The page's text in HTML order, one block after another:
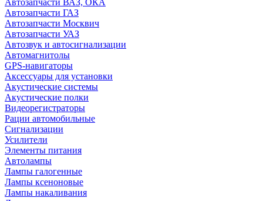
Автозапчасти ВАЗ, ОКА
Автозапчасти ГАЗ
Автозапчасти Москвич
Автозапчасти УАЗ
Автозвук и автосигнализации
Автомагнитолы
GPS-навигаторы
Аксессуары для установки
Акустические системы
Акустические полки
Видеорегистраторы
Рации автомобильные
Сигнализации
Усилители
Элементы питания
Автолампы
Лампы галогенные
Лампы ксеноновые
Лампы накаливания